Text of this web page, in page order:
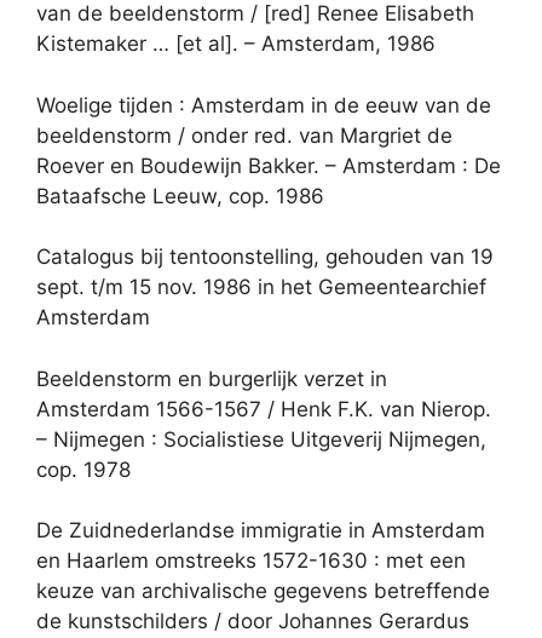
van de beeldenstorm / [red] Renee Elisabeth
Kistemaker … [et al]. – Amsterdam, 1986
Woelige tijden : Amsterdam in de eeuw van de
beeldenstorm / onder red. van Margriet de
Roever en Boudewijn Bakker. – Amsterdam : De
Bataafsche Leeuw, cop. 1986
Catalogus bij tentoonstelling, gehouden van 19
sept. t/m 15 nov. 1986 in het Gemeentearchief
Amsterdam
Beeldenstorm en burgerlijk verzet in
Amsterdam 1566-1567 / Henk F.K. van Nierop.
– Nijmegen : Socialistiese Uitgeverij Nijmegen,
cop. 1978
De Zuidnederlandse immigratie in Amsterdam
en Haarlem omstreeks 1572-1630 : met een
keuze van archivalische gegevens betreffende
de kunstschilders / door Johannes Gerardus